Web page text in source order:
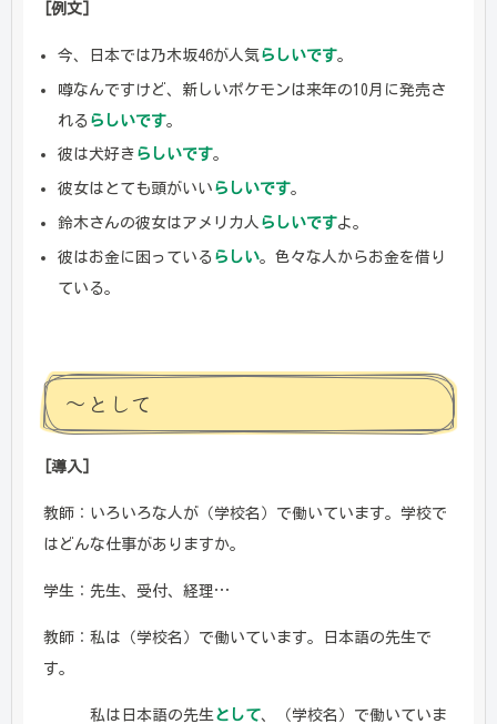
[例文]
今、日本では乃木坂46が人気 らしいです。
噂なんですけど、新しいポケモンは来年の10月に発売さ
れる らしいです。
彼は犬好き らしいです。
彼女はとても頭がいい らしいです。
鈴木さんの彼女はアメリカ人 らしいですよ。
彼はお金に困っている らしい。色々な人からお金を借り
ている。
～として
[導入]
教師：いろいろな人が（学校名）で働いています。学校で
はどんな仕事がありますか。
学生：先生、受付、経理…
教師：私は（学校名）で働いています。日本語の先生で
す。
私は日本語の先生 として、（学校名）で働いていま